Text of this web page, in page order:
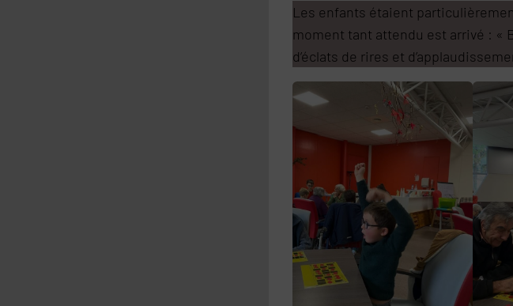
Les enfants étaient
moment tant attendu est arrivé : «
d’éclats de rires et